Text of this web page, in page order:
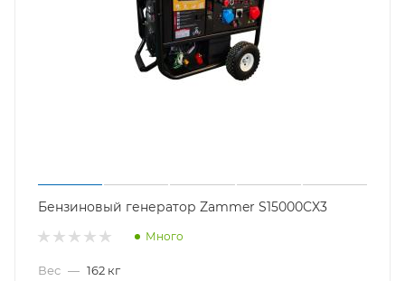
Бензиновый генератор Zammer S15000CX3
Много
Вес — 162 кг